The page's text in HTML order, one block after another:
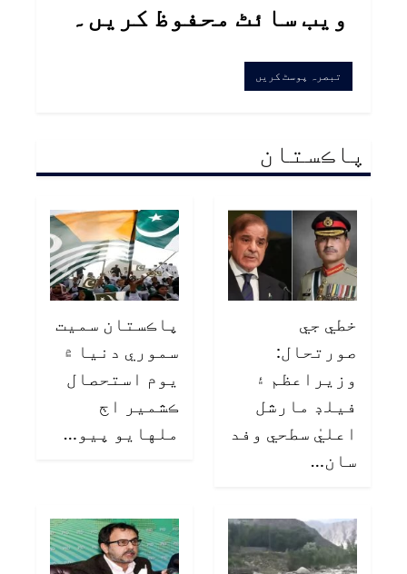
ویب سائٹ محفوظ کریں۔
پاڪستان
خطي جي
صورتحال:
وزيراعظم ۽
فيلڊ مارشل
اعليٰ سطحي وفد
سان…
پاڪستان سميت
سموري دنيا ۾
يوم استحصال
ڪشمير اڄ
ملهايو پيو…